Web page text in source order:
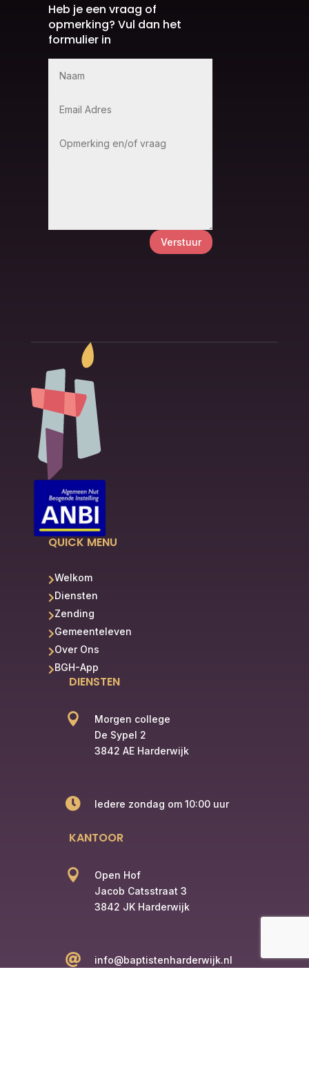
Heb je een vraag of
opmerking? Vul dan het
formulier in
Verstuur
QUICK MENU
Welkom
Diensten
Zending
Gemeenteleven
Over Ons
BGH-App
DIENSTEN

Morgen college
De Sypel 2
3842 AE Harderwijk
 Iedere zondag om 10:00 uur
KANTOOR

Open Hof
Jacob Catsstraat 3
3842 JK Harderwijk
 info@baptistenharderwijk.nl